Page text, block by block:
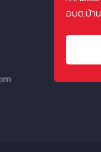
อบต.บ้า